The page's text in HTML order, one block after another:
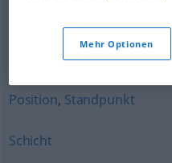
,Sachverhalt,Fall,
Position, Standpunkt
Schicht
Mehr Optionen